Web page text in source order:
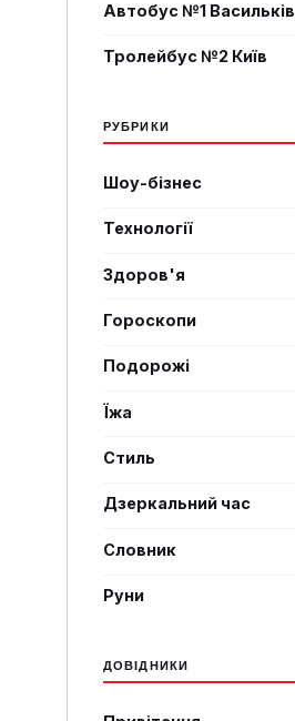
Автобус №1 Васильків
Тролейбус №2 Київ
РУБРИКИ
Шоу-бізнес
Технології
Здоров'я
Гороскопи
Подорожі
Їжа
Стиль
Дзеркальний час
Словник
Руни
ДОВІДНИКИ